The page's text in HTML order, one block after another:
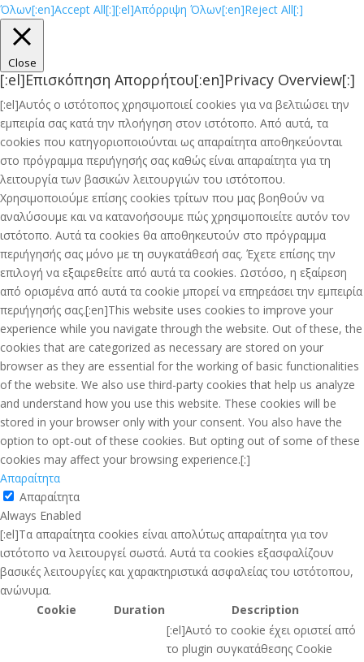
Όλων[:en]Accept All[:][:el]Απόρριψη Όλων[:en]Reject All[:]
Close
[:el]Επισκόπηση Απορρήτου[:en]Privacy Overview[:]
[:el]Αυτός ο ιστότοπος χρησιμοποιεί cookies για να βελτιώσει την
εμπειρία σας κατά την πλοήγηση στον ιστότοπο. Από αυτά, τα
cookies που κατηγοριοποιούνται ως απαραίτητα αποθηκεύονται
στο πρόγραμμα περιήγησής σας καθώς είναι απαραίτητα για τη
λειτουργία των βασικών λειτουργιών του ιστότοπου.
Χρησιμοποιούμε επίσης cookies τρίτων που μας βοηθούν να
αναλύσουμε και να κατανοήσουμε πώς χρησιμοποιείτε αυτόν τον
ιστότοπο. Αυτά τα cookies θα αποθηκευτούν στο πρόγραμμα
περιήγησής σας μόνο με τη συγκατάθεσή σας. Έχετε επίσης την
επιλογή να εξαιρεθείτε από αυτά τα cookies. Ωστόσο, η εξαίρεση
από ορισμένα από αυτά τα cookie μπορεί να επηρεάσει την εμπειρία
περιήγησής σας.[:en]This website uses cookies to improve your
experience while you navigate through the website. Out of these, the
cookies that are categorized as necessary are stored on your
browser as they are essential for the working of basic functionalities
of the website. We also use third-party cookies that help us analyze
and understand how you use this website. These cookies will be
stored in your browser only with your consent. You also have the
option to opt-out of these cookies. But opting out of some of these
cookies may affect your browsing experience.[:]
Απαραίτητα
Απαραίτητα
Always Enabled
[:el]Τα απαραίτητα cookies είναι απολύτως απαραίτητα για τον
ιστότοπο να λειτουργεί σωστά. Αυτά τα cookies εξασφαλίζουν
βασικές λειτουργίες και χαρακτηριστικά ασφαλείας του ιστότοπου,
ανώνυμα.
Cookie
Duration
Description
[:el]Αυτό το cookie έχει οριστεί από
το plugin συγκατάθεσης Cookie